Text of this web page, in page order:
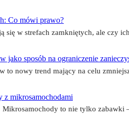
Co mówi prawo?
się w strefach zamkniętych, ale czy
jako sposób na ograniczenie
to nowy trend mający na celu
z mikrosamochodami
to nie tylko zabawki